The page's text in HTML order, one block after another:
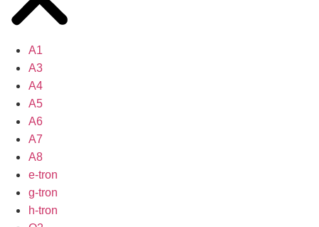
A1
A3
A4
A5
A6
A7
A8
e-tron
g-tron
h-tron